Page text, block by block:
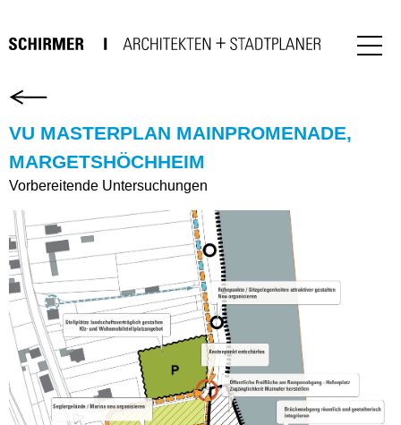
VU MASTERPLAN MAINPROMENADE,
MARGETSHÖCHHEIM
Vorbereitende Untersuchungen